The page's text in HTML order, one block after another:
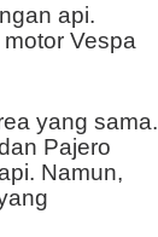
api.
Vespa
yang sama.
Pajero
Namun,